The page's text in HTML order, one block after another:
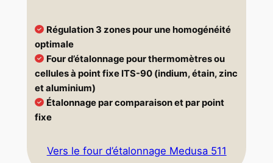
Régulation 3 zones pour une homogénéité
optimale
Four d’étalonnage pour thermomètres ou
cellules à point fixe ITS-90 (indium, étain, zinc
et aluminium)
Étalonnage par comparaison et par point
fixe
Vers le four d’étalonnage Medusa 511